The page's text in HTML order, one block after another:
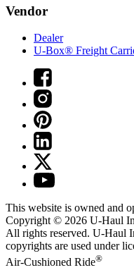
Vendor
Dealer
U-Box® Freight
This website is owned and
Copyright © 2026 U-Haul
All rights reserved. U-Haul
copyrights are used under
Air-Cushioned Ride®